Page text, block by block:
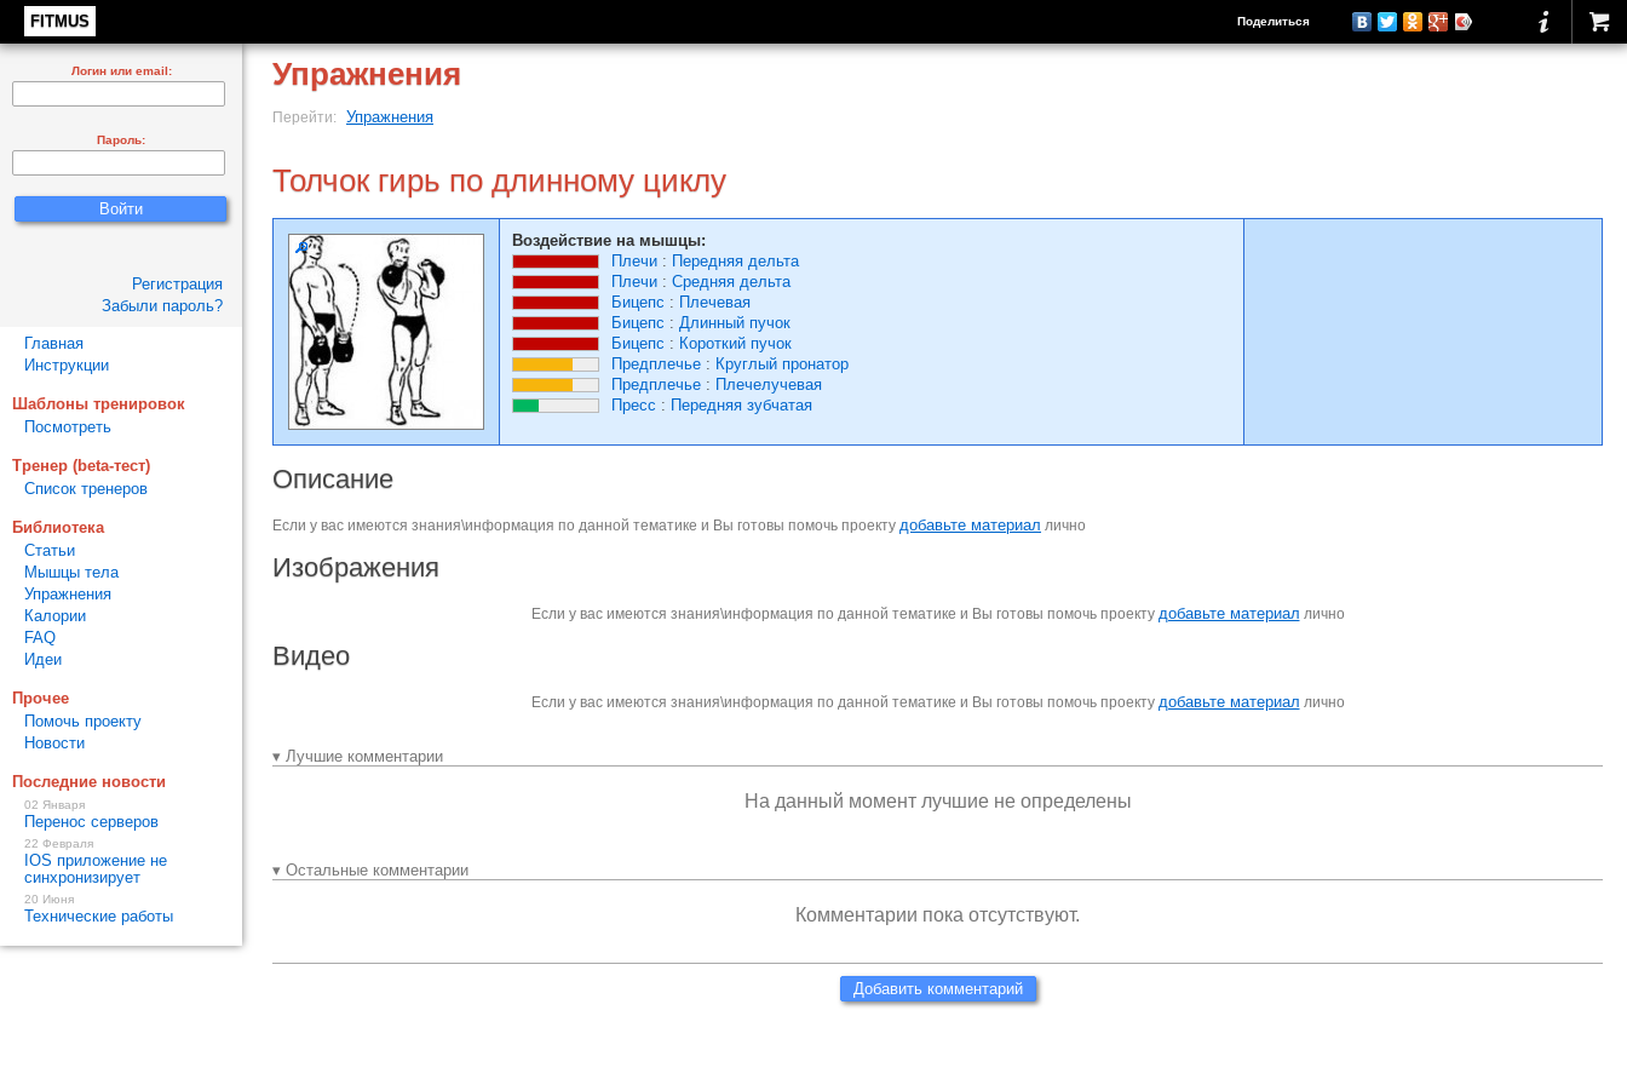
FITMUS Поделиться
Упражнения
Перейти: Упражнения
Толчок гирь по длинному циклу
Воздействие на мышцы:
Плечи : Передняя дельта
Плечи : Средняя дельта
Бицепс : Плечевая
Бицепс : Длинный пучок
Бицепс : Короткий пучок
Предплечье : Круглый пронатор
Предплечье : Плечелучевая
Пресс : Передняя зубчатая
Описание
Если у вас имеются знания\информация по данной тематике и Вы готовы помочь проекту добавьте материал лично
Изображения
Если у вас имеются знания\информация по данной тематике и Вы готовы помочь проекту добавьте материал лично
Видео
Если у вас имеются знания\информация по данной тематике и Вы готовы помочь проекту добавьте материал лично
▾ Лучшие комментарии
На данный момент лучшие не определены
▾ Остальные комментарии
Комментарии пока отсутствуют.
Добавить комментарий
Логин или email:
Пароль:
Регистрация
Забыли пароль?
Главная
Инструкции
Шаблоны тренировок
Посмотреть
Тренер (beta-тест)
Список тренеров
Библиотека
Статьи
Мышцы тела
Упражнения
Калории
FAQ
Идеи
Прочее
Помочь проекту
Новости
Последние новости
02 Января
Перенос серверов
22 Февраля
IOS приложение не
синхронизирует
20 Июня
Технические работы